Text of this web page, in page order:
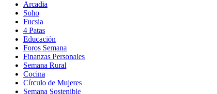
Arcadia
Soho
in
new
window
Fucsia
in
new
window
4 Patas
Educación
Foros Semana
Finanzas Personales
Semana Rural
Cocina
Círculo de Mujeres
Semana Sostenible